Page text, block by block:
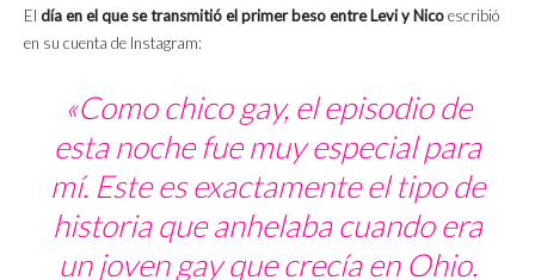
El día en el que se transmitió el primer beso entre Levi y Nicoescribió
en su cuenta de Instagram:
«Como chico gay, el episodio de
esta noche fue muy especial para
mí. Este es exactamente el tipo de
historia que anhelaba cuando era
un joven gay que crecía en Ohio.